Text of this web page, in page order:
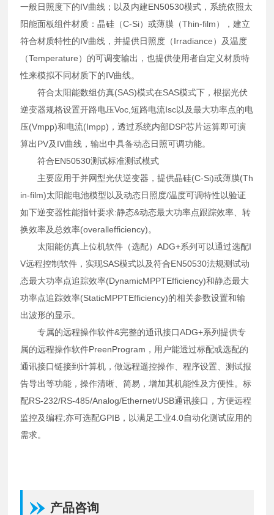
一般日照度下的IV曲线；以及内建EN50530模式，系统依照太
阳能面板组件材质：晶硅（C-Si）或薄膜（Thin-film），建立
符合材质特性的IV曲线，并提供日照度（Irradiance）及温度
（Temperature）的可调变输出，也提供使用者自定义材质特
性来模拟不同材质下的IV曲线。
符合太阳能数组仿真(SAS)模式在SAS模式下，根据光伏
逆变器规格设置开路电压Voc,短路电流Isc以及最大功率点的电
压(Vmpp)和电流(Impp)，透过系统内部DSP芯片运算即可演
算出PV及IV曲线，输出中具备动态日照可调功能。
符合EN50530测试标准测试模式
主要应用于并网型光伏逆变器，提供晶硅(C-Si)或薄膜(Th
in-film)太阳能电池模型以及动态日照度/温度可调特性以验证
如下逆变器性能指针要求:静态&动态最大功率点跟踪效率、转
换效率及总效率(overallefficiency)。
太阳能仿真上位机软件（选配）ADG+系列可以通过选配I
V远程控制软件，实现SAS模式以及符合EN50530法规测试动
态最大功率点追踪效率(DynamicMPPTEfficiency)和静态最大
功率点追踪效率(StaticMPPTEfficiency)的相关参数设置和输
出波形的显示。
专属的远程操作软件&完整的通讯接口ADG+系列提供专
属的远程操作软件PreenProgram，用户能透过标配或选配的
通讯接口链接到计算机，做远程遥控操作、程序设置、测试报
告导出等功能，操作清晰、简易，增加其机能性及方便性。标
配RS-232/RS-485/Analog/Ethernet/USB通讯接口，方便远程
监控及编程;亦可选配GPIB，以满足工业4.0自动化测试应用的
需求。
产品咨询